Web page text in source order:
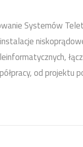
Systemów
od projektu